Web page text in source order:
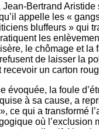
Bertrand Aristide
appelle les «
bluffeurs » qui
les
le chômage et la
de laisser la
un carton
évoquée, la foule
à sa cause, a
ce qui a transformé
où l’exclusion